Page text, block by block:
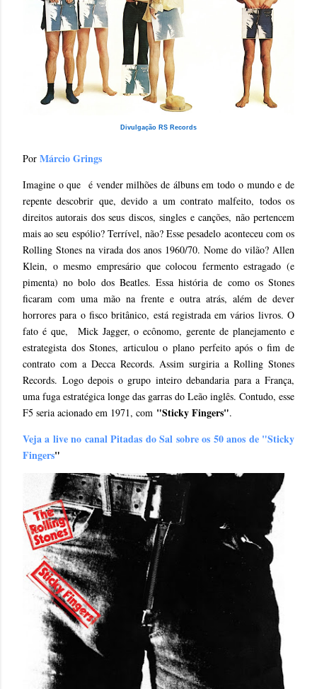
Divulgação RS Records
Por Márcio Grings
Imagine o que é vender milhões de álbuns em todo o mundo e de
repente descobrir que, devido a um contrato malfeito, todos os
direitos autorais dos seus discos, singles e canções, não pertencem
mais ao seu espólio? Terrível, não? Esse pesadelo aconteceu com os
Rolling Stones na virada dos anos 1960/70. Nome do vilão? Allen
Klein, o mesmo empresário que colocou fermento estragado (e
pimenta) no bolo dos Beatles. Essa história de como os Stones
ficaram com uma mão na frente e outra atrás, além de dever
horrores para o fisco britânico, está registrada em vários livros. O
fato é que, Mick Jagger, o ecônomo, gerente de planejamento e
estrategista dos Stones, articulou o plano perfeito após o fim de
contrato com a Decca Records. Assim surgiria a Rolling Stones
Records. Logo depois o grupo inteiro debandaria para a França,
uma fuga estratégica longe das garras do Leão inglês. Contudo, esse
F5 seria acionado em 1971, com "Sticky Fingers".
Veja a live no canal Pitadas do Sal sobre os 50 anos de "Sticky
Fingers"